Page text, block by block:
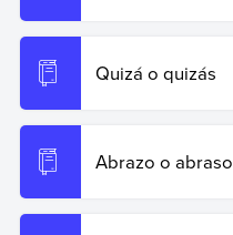
Quizá o quizás
Abrazo o abraso